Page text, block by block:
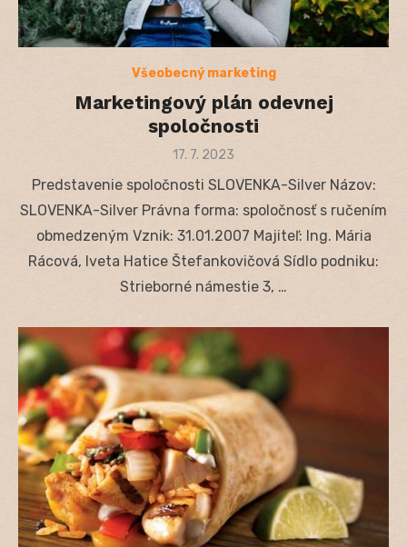
Všeobecný marketing
Marketingový plán odevnej
spoločnosti
Posted
17. 7. 2023
Predstavenie spoločnosti SLOVENKA-Silver Názov:
SLOVENKA-Silver Právna forma: spoločnosť s ručením
obmedzeným Vznik: 31.01.2007 Majiteľ: Ing. Mária
Rácová, Iveta Hatice Štefankovičová Sídlo podniku:
Strieborné námestie 3, …